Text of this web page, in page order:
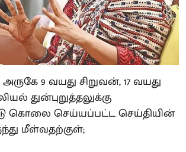
9 வயது சிறுவன், 17 வயது
துன்புறுத்தலுக்கு
கொலை செய்யப்பட்ட செய்தியின்
மீள்வதற்குள்;